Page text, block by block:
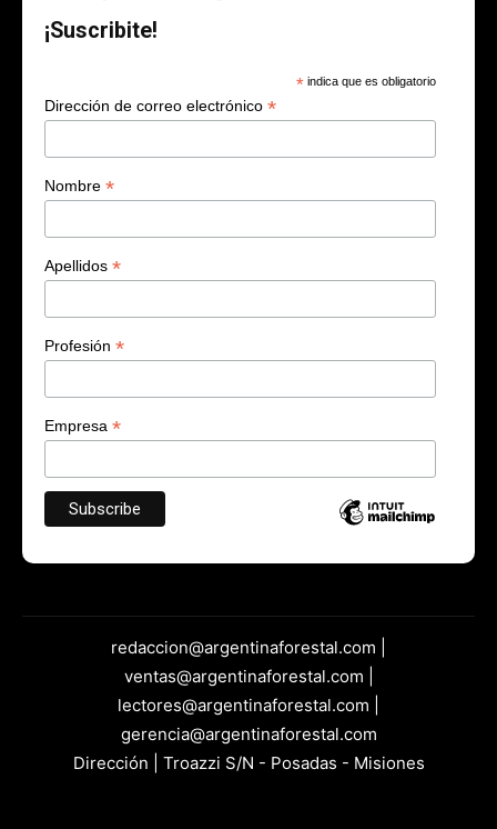
¡Suscribite!
* indica que es obligatorio
Dirección de correo electrónico *
Nombre *
Apellidos *
Profesión *
Empresa *
redaccion@argentinaforestal.com |
ventas@argentinaforestal.com |
lectores@argentinaforestal.com |
gerencia@argentinaforestal.com
Dirección | Troazzi S/N - Posadas - Misiones